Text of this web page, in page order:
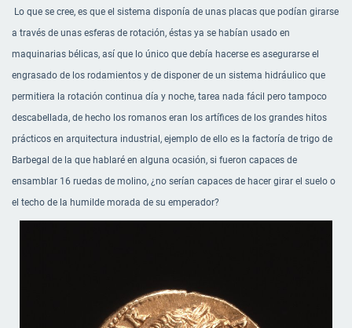
Lo que se cree, es que el sistema disponía de unas placas que podían girarse
a través de unas esferas de rotación, éstas ya se habían usado en
maquinarias bélicas, así que lo único que debía hacerse es asegurarse el
engrasado de los rodamientos y de disponer de un sistema hidráulico que
permitiera la rotación continua día y noche, tarea nada fácil pero tampoco
descabellada, de hecho los romanos eran los artífices de los grandes hitos
prácticos en arquitectura industrial, ejemplo de ello es la factoría de trigo de
Barbegal de la que hablaré en alguna ocasión, si fueron capaces de
ensamblar 16 ruedas de molino, ¿no serían capaces de hacer girar el suelo o
el techo de la humilde morada de su emperador?